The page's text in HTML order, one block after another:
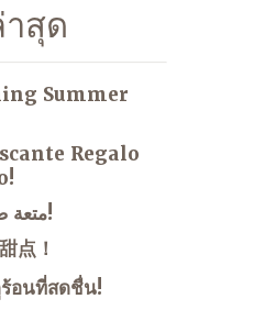
สุด
Summer
Regalo
متعة صيفية منعشة!
点！
อนที่สดชื่น!